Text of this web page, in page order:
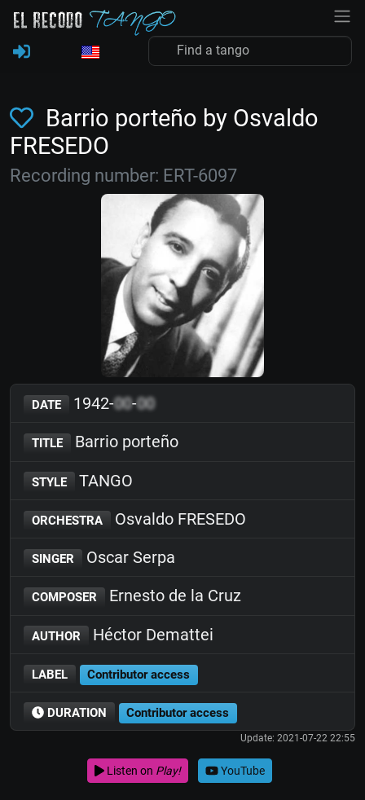
Barrio porteño by Osvaldo
FRESEDO
Recording number: ERT-6097
DATE 1942-00-00
TITLE Barrio porteño
STYLE TANGO
ORCHESTRA Osvaldo FRESEDO
SINGER Oscar Serpa
COMPOSER Ernesto de la Cruz
AUTHOR Héctor Demattei
LABEL Contributor access
DURATION Contributor access
Update: 2021-07-22 22:55
Listen on Play! YouTube